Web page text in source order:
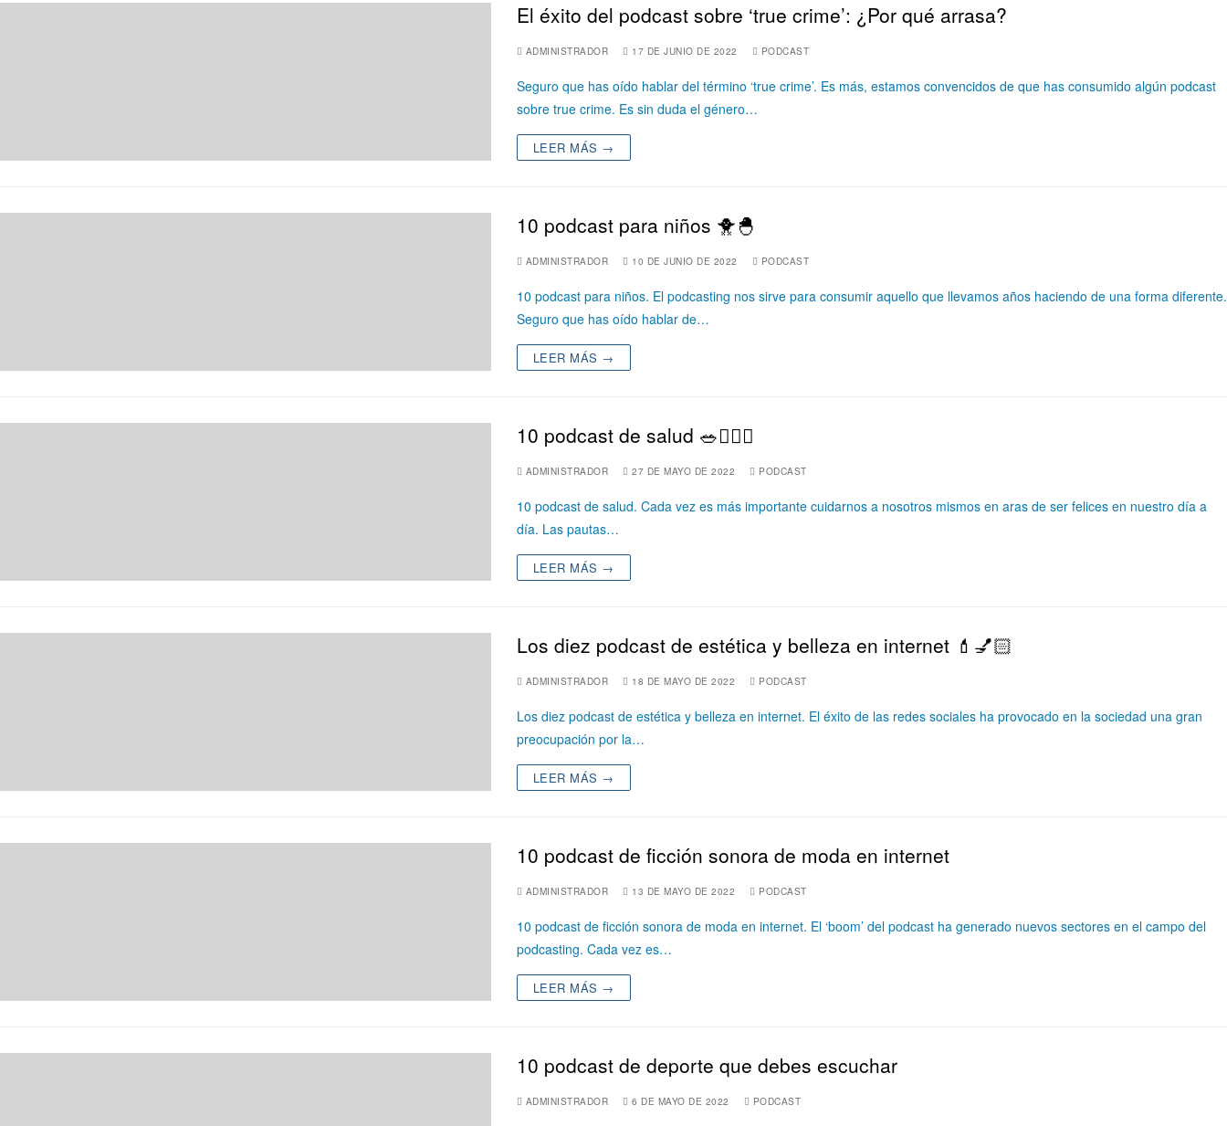
El éxito del podcast sobre ‘true crime’: ¿Por qué arrasa?
ADMINISTRADOR 17 DE JUNIO DE 2022 PODCAST
Seguro que has oído hablar del término ‘true crime’. Es más, estamos convencidos de que has consumido algún podcast
sobre true crime. Es sin duda el género…
LEER MÁS →
10 podcast para niños 🐥🐣
ADMINISTRADOR 10 DE JUNIO DE 2022 PODCAST
10 podcast para niños. El podcasting nos sirve para consumir aquello que llevamos años haciendo de una forma diferente.
Seguro que has oído hablar de…
LEER MÁS →
10 podcast de salud 🥗🏋🏻‍♀️
ADMINISTRADOR 27 DE MAYO DE 2022 PODCAST
10 podcast de salud. Cada vez es más importante cuidarnos a nosotros mismos en aras de ser felices en nuestro día a
día. Las pautas…
LEER MÁS →
Los diez podcast de estética y belleza en internet 💄💅🏻
ADMINISTRADOR 18 DE MAYO DE 2022 PODCAST
Los diez podcast de estética y belleza en internet. El éxito de las redes sociales ha provocado en la sociedad una gran
preocupación por la…
LEER MÁS →
10 podcast de ficción sonora de moda en internet
ADMINISTRADOR 13 DE MAYO DE 2022 PODCAST
10 podcast de ficción sonora de moda en internet. El ‘boom’ del podcast ha generado nuevos sectores en el campo del
podcasting. Cada vez es…
LEER MÁS →
10 podcast de deporte que debes escuchar
ADMINISTRADOR 6 DE MAYO DE 2022 PODCAST